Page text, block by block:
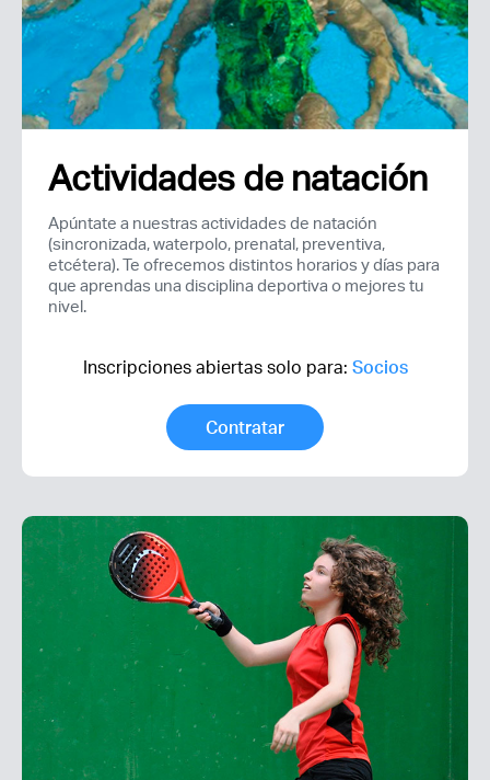
Acceso socios
Actividades de natación
Apúntate a nuestras actividades de natación
(sincronizada, waterpolo, prenatal, preventiva,
etcétera). Te ofrecemos distintos horarios y días para
que aprendas una disciplina deportiva o mejores tu
nivel.
Inscripciones abiertas solo para: Socios
Contratar